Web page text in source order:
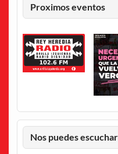
Proximos eventos
Nos puedes